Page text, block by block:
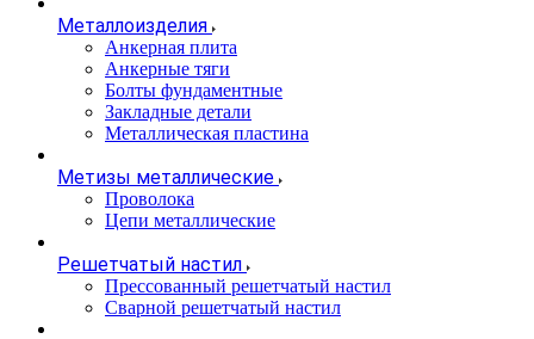
Металлоизделия
Анкерная плита
Анкерные тяги
Болты фундаментные
Закладные детали
Металлическая пластина
Метизы металлические
Проволока
Цепи металлические
Решетчатый настил
Прессованный решетчатый настил
Сварной решетчатый настил